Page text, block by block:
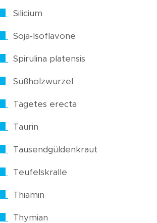
Silicium
Soja-Isoflavone
Spirulina platensis
Süßholzwurzel
Tagetes erecta
Taurin
Tausendgüldenkraut
Teufelskralle
Thiamin
Thymian